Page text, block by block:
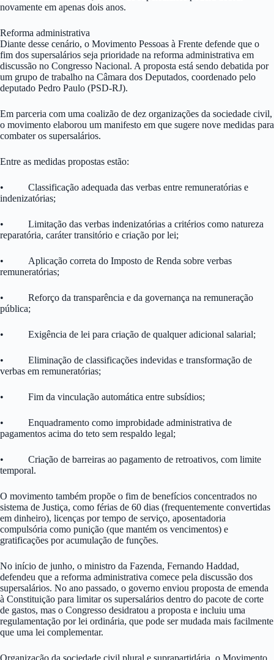
novamente em apenas dois anos.
Reforma administrativa
Diante desse cenário, o Movimento Pessoas à Frente defende que o
fim dos supersalários seja prioridade na reforma administrativa em
discussão no Congresso Nacional. A proposta está sendo debatida por
um grupo de trabalho na Câmara dos Deputados, coordenado pelo
deputado Pedro Paulo (PSD-RJ).
Em parceria com uma coalizão de dez organizações da sociedade civil,
o movimento elaborou um manifesto em que sugere nove medidas para
combater os supersalários.
Entre as medidas propostas estão:
• Classificação adequada das verbas entre remuneratórias e
indenizatórias;
• Limitação das verbas indenizatórias a critérios como natureza
reparatória, caráter transitório e criação por lei;
• Aplicação correta do Imposto de Renda sobre verbas
remuneratórias;
• Reforço da transparência e da governança na remuneração
pública;
• Exigência de lei para criação de qualquer adicional salarial;
• Eliminação de classificações indevidas e transformação de
verbas em remuneratórias;
• Fim da vinculação automática entre subsídios;
• Enquadramento como improbidade administrativa de
pagamentos acima do teto sem respaldo legal;
• Criação de barreiras ao pagamento de retroativos, com limite
temporal.
O movimento também propõe o fim de benefícios concentrados no
sistema de Justiça, como férias de 60 dias (frequentemente convertidas
em dinheiro), licenças por tempo de serviço, aposentadoria
compulsória como punição (que mantém os vencimentos) e
gratificações por acumulação de funções.
No início de junho, o ministro da Fazenda, Fernando Haddad,
defendeu que a reforma administrativa comece pela discussão dos
supersalários. No ano passado, o governo enviou proposta de emenda
à Constituição para limitar os supersalários dentro do pacote de corte
de gastos, mas o Congresso desidratou a proposta e incluiu uma
regulamentação por lei ordinária, que pode ser mudada mais facilmente
que uma lei complementar.
Organização da sociedade civil plural e suprapartidária, o Movimento